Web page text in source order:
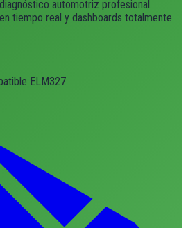
automotriz profesional.
tiempo real y dashboards totalmente
ELM327